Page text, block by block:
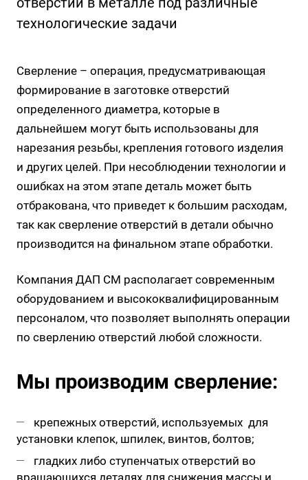
технологические задачи
Сверление – операция, предусматривающая
формирование в заготовке отверстий
определенного диаметра, которые в
дальнейшем могут быть использованы для
нарезания резьбы, крепления готового изделия
и других целей. При несоблюдении технологии и
ошибках на этом этапе деталь может быть
отбракована, что приведет к большим расходам,
так как сверление отверстий в детали обычно
производится на финальном этапе обработки.
Компания ДАП СМ располагает современным
оборудованием и высококвалифицированным
персоналом, что позволяет выполнять операции
по сверлению отверстий любой сложности.
Мы производим сверление:
крепежных отверстий, используемых для
установки клепок, шпилек, винтов, болтов;
гладких либо ступенчатых отверстий во
вращающихся деталях для снижения массы и